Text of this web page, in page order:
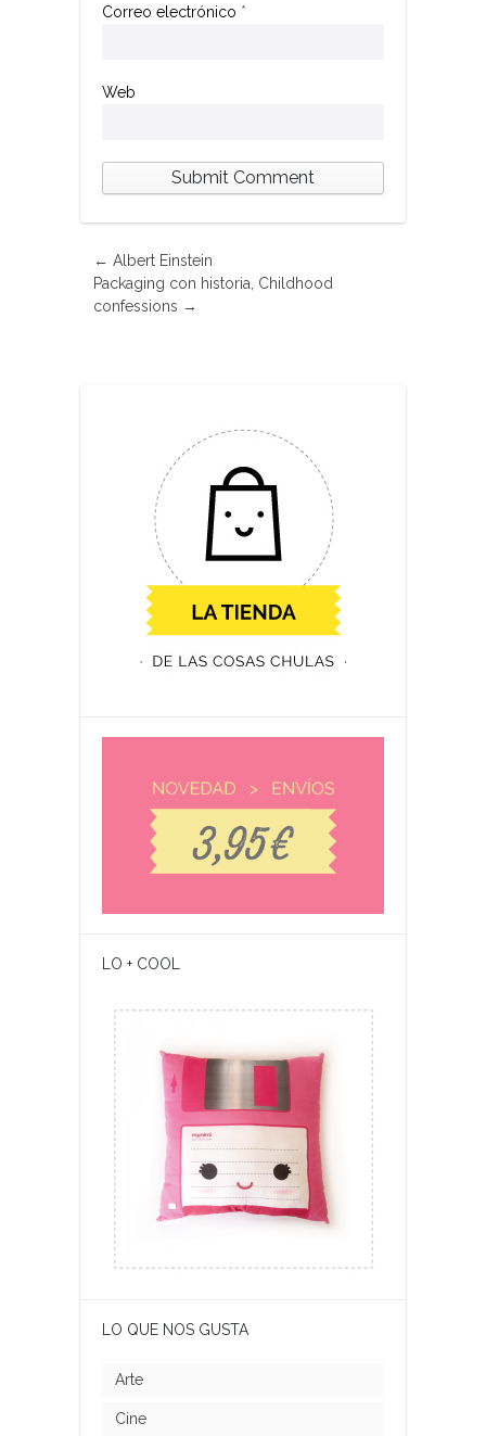
Correo electrónico *
Web
← Albert Einstein
Packaging con historia, Childhood
confessions →
LO + COOL
LO QUE NOS GUSTA
Arte
Cine